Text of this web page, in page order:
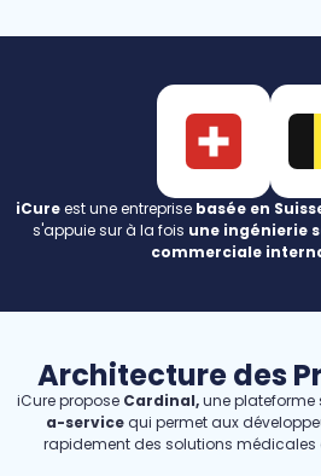
iCureest une entreprise basée en
s'appuie sur à la fois une ingénierie
commerciale
Architecture des
iCure propose Cardinal,une plateforme
a-servicequi permet aux
rapidement des solutions médicales